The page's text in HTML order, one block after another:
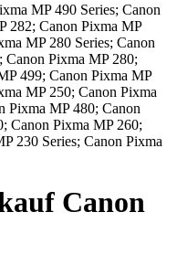
MP 490 Series; Canon
282; Canon Pixma MP
MP 280 Series; Canon
Pixma MP 280;
499; Canon Pixma MP
MP 250; Canon Pixma
Pixma MP 480; Canon
Canon Pixma MP 260;
230 Series; Canon Pixma
Canon